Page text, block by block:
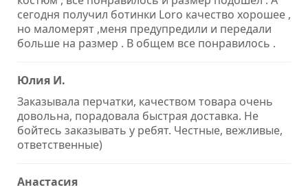
сегодня получил ботинки Loro качество хорошее ,
но маломерят ,меня предупредили и передали
больше на размер . В общем все понравилось .
Юлия И.
Заказывала перчатки, качеством товара очень
довольна, порадовала быстрая доставка. Не
бойтесь заказывать у ребят. Честные, вежливые,
ответственные)
Анастасия